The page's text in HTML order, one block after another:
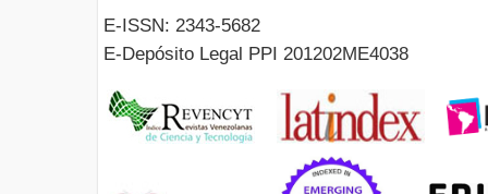
E-ISSN: 2343-5682
E-Depósito Legal PPI 201202ME4038